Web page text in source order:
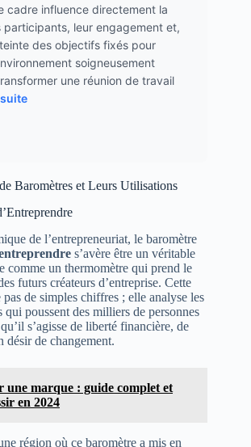
cadre influence directement la
leur engagement et,
des objectifs fixés pour
soigneusement
une réunion de travail
Baromètres et Leurs Utilisations
de l’entrepreneuriat, le baromètre
s’avère être un véritable
comme un thermomètre qui prend le
futurs créateurs d’entreprise. Cette
pas de simples chiffres ; elle analyse les
poussent des milliers de personnes
s’agisse de liberté financière, de
désir de changement.
une marque : guide complet et
en 2024
région où ce baromètre a mis en